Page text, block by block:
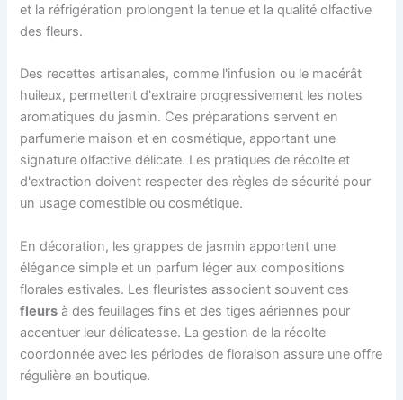
et la réfrigération prolongent la tenue et la qualité olfactive
des fleurs.
Des recettes artisanales, comme l'infusion ou le macérât
huileux, permettent d'extraire progressivement les notes
aromatiques du jasmin. Ces préparations servent en
parfumerie maison et en cosmétique, apportant une
signature olfactive délicate. Les pratiques de récolte et
d'extraction doivent respecter des règles de sécurité pour
un usage comestible ou cosmétique.
En décoration, les grappes de jasmin apportent une
élégance simple et un parfum léger aux compositions
florales estivales. Les fleuristes associent souvent ces
fleurs à des feuillages fins et des tiges aériennes pour
accentuer leur délicatesse. La gestion de la récolte
coordonnée avec les périodes de floraison assure une offre
régulière en boutique.